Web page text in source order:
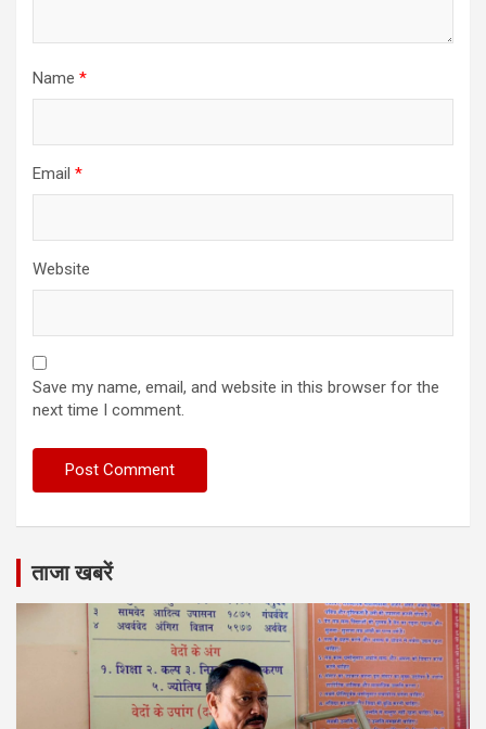
Name *
Email *
Website
Save my name, email, and website in this browser for the
next time I comment.
ताजा खबरें